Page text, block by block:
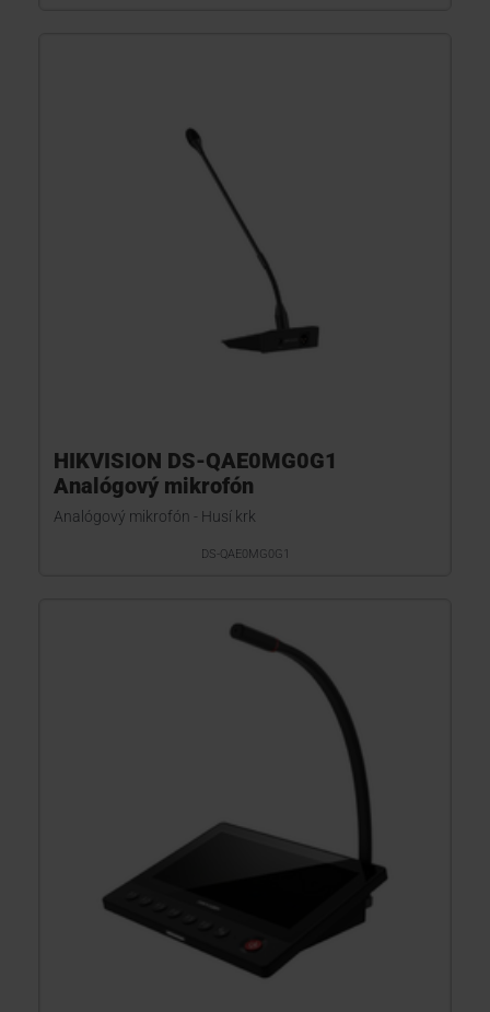
HIKVISION DS-QAE0MG0G1
Analógový mikrofón
Analógový mikrofón - Husí krk
DS-QAE0MG0G1